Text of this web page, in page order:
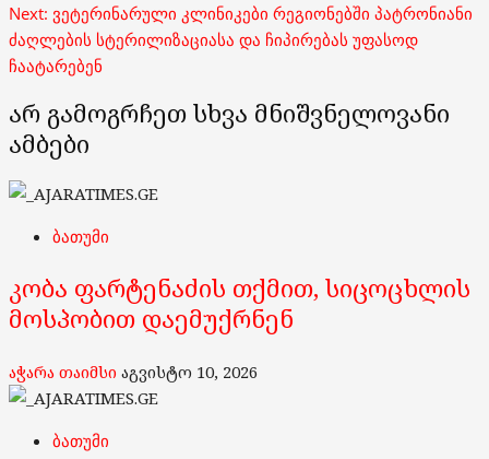
Next: ვეტერინარული კლინიკები რეგიონებში პატრონიანი
ძაღლების სტერილიზაციასა და ჩიპირებას უფასოდ
ჩაატარებენ
არ გამოგრჩეთ სხვა მნიშვნელოვანი
ამბები
ბათუმი
კობა ფარტენაძის თქმით, სიცოცხლის
მოსპობით დაემუქრნენ
აჭარა თაიმსი აგვისტო 10, 2026
ბათუმი